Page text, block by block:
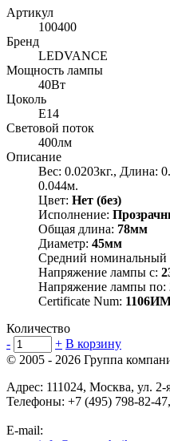
Артикул
100400
Бренд
LEDVANCE
Мощность лампы
40Вт
Цоколь
E14
Световой поток
400лм
Описание
Вес: 0.0203кг., Длина:
0.044м.
Цвет: Нет (без)
Исполнение:
Общая длина: 78мм
Диаметр: 45мм
Средний номинальный
Напряжение лампы с:
Напряжение лампы по:
Certificate Num:
Количество
-
+ В корзину
© 2005 - 2026 Группа
Адрес: 111024, Москва, ул. 2-
Телефоны: +7 (495) 798-82-
E-mail: